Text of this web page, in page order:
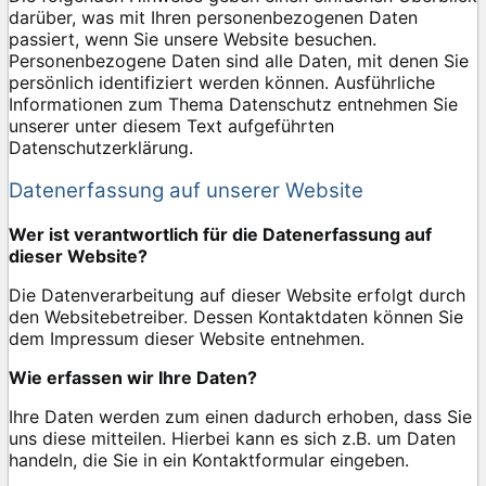
darüber, was mit Ihren personenbezogenen Daten
passiert, wenn Sie unsere Website besuchen.
Personenbezogene Daten sind alle Daten, mit denen Sie
persönlich identifiziert werden können. Ausführliche
Informationen zum Thema Datenschutz entnehmen Sie
unserer unter diesem Text aufgeführten
Datenschutzerklärung.
Datenerfassung auf unserer Website
Wer ist verantwortlich für die Datenerfassung auf
dieser Website?
Die Datenverarbeitung auf dieser Website erfolgt durch
den Websitebetreiber. Dessen Kontaktdaten können Sie
dem Impressum dieser Website entnehmen.
Wie erfassen wir Ihre Daten?
Ihre Daten werden zum einen dadurch erhoben, dass Sie
uns diese mitteilen. Hierbei kann es sich z.B. um Daten
handeln, die Sie in ein Kontaktformular eingeben.